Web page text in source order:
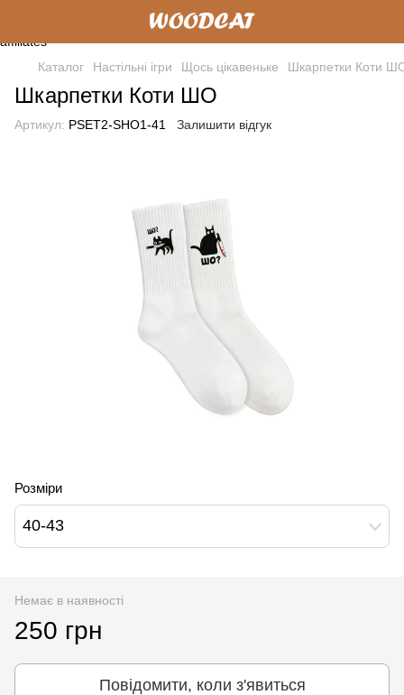
Каталог Настільні ігри Щось цікавеньке Шкарпетки Коти
Шкарпетки Коти ШО
Артикул: PSET2-SHO1-41 Залишити відгук
Розміри
40-43
Немає в наявності
250 грн
Повідомити, коли з'явиться